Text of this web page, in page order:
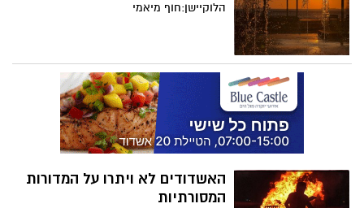
הלוקיישן:חוף מיאמי
האשדודים לא ויתרו על המדורות
המסורתיות